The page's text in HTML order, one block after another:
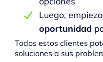
Luego,
oportunidad
Todos estos clientes
soluciones a sus